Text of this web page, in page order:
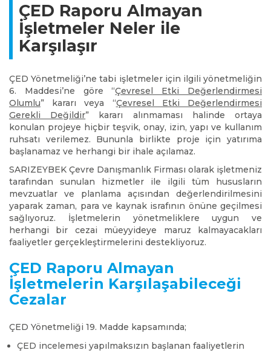
ÇED Raporu Almayan
İşletmeler Neler ile
Karşılaşır
ÇED Yönetmeliği’ne tabi işletmeler için ilgili yönetmeliğin
6. Maddesi’ne göre “Çevresel Etki Değerlendirmesi
Olumlu” kararı veya “Çevresel Etki Değerlendirmesi
Gerekli Değildir” kararı alınmaması halinde ortaya
konulan projeye hiçbir teşvik, onay, izin, yapı ve kullanım
ruhsatı verilemez. Bununla birlikte proje için yatırıma
başlanamaz ve herhangi bir ihale açılamaz.
SARIZEYBEK Çevre Danışmanlık Firması olarak işletmeniz
tarafından sunulan hizmetler ile ilgili tüm hususların
mevzuatlar ve planlama açısından değerlendirilmesini
yaparak zaman, para ve kaynak israfının önüne geçilmesi
sağlıyoruz. İşletmelerin yönetmeliklere uygun ve
herhangi bir cezai müeyyideye maruz kalmayacakları
faaliyetler gerçekleştirmelerini destekliyoruz.
ÇED Raporu Almayan
İşletmelerin Karşılaşabileceği
Cezalar
ÇED Yönetmeliği 19. Madde kapsamında;
ÇED incelemesi yapılmaksızın başlanan faaliyetlerin